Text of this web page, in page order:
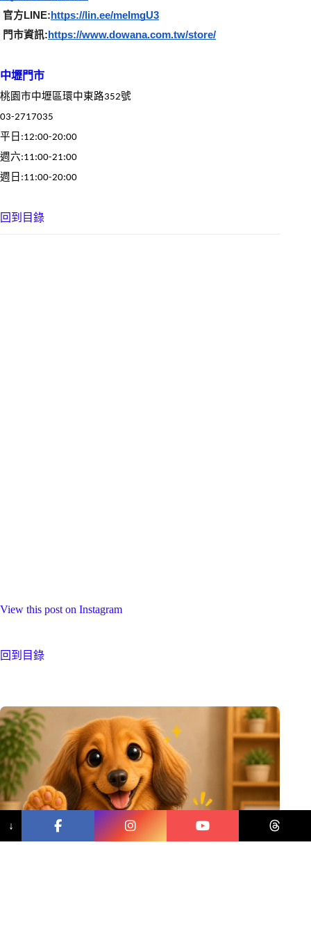
官方LINE: https://lin.ee/meImgU3
門市資訊: https://www.dowana.com.tw/store/
中壢門市
桃園市中壢區環中東路352號
03-2717035
平日:12:00-20:00
週六:11:00-21:00
週日:11:00-20:00
回到目錄
View this post on Instagram
回到目錄
↓